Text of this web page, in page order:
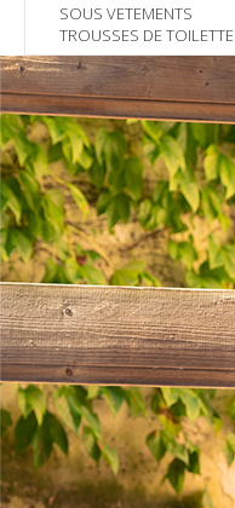
SOUS VETEMENTS
TROUSSES DE TOILETTE